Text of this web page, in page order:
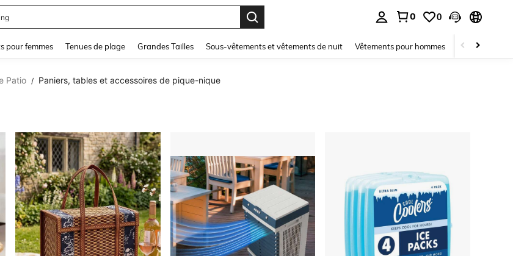
0 0
pour femmes Tenues de plage Grandes Tailles Sous-vêtements et vêtements de nuit Vêtements pour hommes Enfants
Patio / Paniers, tables et accessoires de pique-nique